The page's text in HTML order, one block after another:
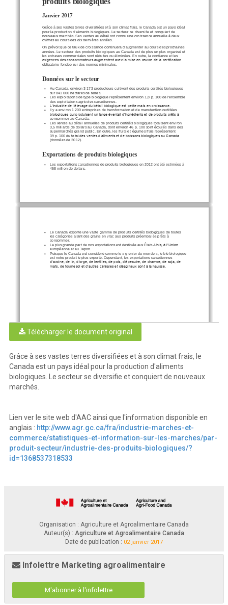
Janvier 2017
Grâce à ses vastes terres diversifiées et à son climat frais, le Canada est un pays idéal
pour la production d'aliments biologiques. Le secteur se diversifie et conquiert de
nouveaux marchés. Ses ventes au détail ont connu une croissance annuelle à deux
chiffres au cours des dix dernières années.
On prévoit que ce taux de croissance continuera d'augmenter au cours des prochaines
années. Le secteur des produits biologiques au Canada est de plus en plus organisé et
les entraves commerciales sont réduites ou éliminées. En outre, la confiance et les
exigences des consommateurs augmentent avec la mise en œuvre de la certification
obligatoire fondée sur des normes minimales.
Données sur le secteur
 Au Canada, environ 3 173 producteurs cultivent des produits certifiés biologiques
sur 841 000 hectares de terres.
 Les exploitations de type biologique représentent environ 1,8 p. 100 de l'ensemble
des exploitations agricoles canadiennes.
 L’industrie de l’élevage du bétail biologique est petite mais en croissance.
 Il y a environ 1 200 entreprises de transformation et de manutention certifiées
biologiques qui produisent un large éventail d’ingrédients et de produits prêts à
consommer au Canada.

Les ventes au détail annuelles de produits certifiés biologiques totalisent environ
3,5 milliards de dollars au Canada, dont environ 46 p. 100 sont écoulés dans des
supermarchés grand public. En outre, les fruits et légumes frais représentent
39 p. 100 du total des ventes d’aliments et de boissons biologiques au Canada
(données de 2012).
Exportations de produits biologiques
 Les exportations canadiennes de produits biologiques en 2012 ont été estimées à
458 million de dollars.

Le Canada exporte une vaste gamme de produits certifiés biologiques de toutes
les catégories allant des grains en vrac aux produits préemballés prêts à
consommer.
 La plus grande part de nos exportations est destinée aux États-Unis, à l’Union
européenne et au Japon.

Puisque le Canada est considéré comme le « grenier du monde », le blé biologique
est notre produit le plus exporté. Cependant, les exportations canadiennes
d’avoine, de lin, d’orge, de lentilles, de pois, d’épeautre, de chanvre, de soja, de
maïs, de tournesol et d’autres céréales et oléagineux sont à la hausse.
Télécharger le document original
Grâce à ses vastes terres diversifiées et à son climat frais, le
Canada est un pays idéal pour la production d'aliments
biologiques. Le secteur se diversifie et conquiert de nouveaux
marchés.
Lien ver le site web d'AAC ainsi que l'information disponible en
anglais : http://www.agr.gc.ca/fra/industrie-marches-et-
commerce/statistiques-et-information-sur-les-marches/par-
produit-secteur/industrie-des-produits-biologiques/?
id=1368537318533
Organisation : Agriculture et Agroalimentaire Canada
Auteur(s) : Agriculture et Agroalimentaire Canada
Date de publication : 02 janvier 2017
Infolettre Marketing agroalimentaire
M'abonner à l'infolettre